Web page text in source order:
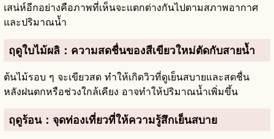
เสน่ห์อีกอย่างคือภาพที่เห็นจะแตกต่างกันไปตามสภาพอากาศ
และปริมาณน้ำ
ฤดูใบไม้ผลิ ：ความสดชื่นของสีเขียวใหม่ตัดกับสายน้ำ
ต้นไม้รอบ ๆ จะเขียวสด ทำให้เกิดวิวที่ดูเย็นสบายและสดชื่น
หลังฝนตกหรือช่วงใกล้เคียง อาจทำให้ปริมาณน้ำเพิ่มขึ้น
ฤดูร้อน：จุดท่องเที่ยวที่ให้ความรู้สึกเย็นสบาย